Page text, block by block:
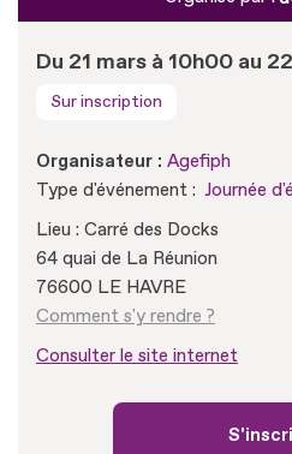
Du 21 mars à 10h00 au
Sur inscription
Organisateur : Agefiph
Type d'événement : Journée
Lieu : Carré des Docks
64 quai de La Réunion
76600 LE HAVRE
Comment s'y rendre ?
Consulter le site internet